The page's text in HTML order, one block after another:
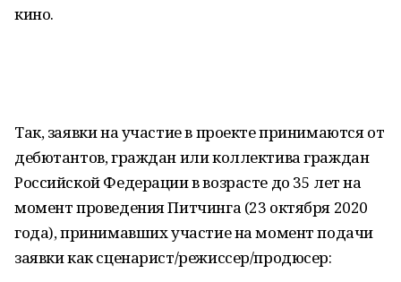
кино.
Так, заявки на участие в проекте принимаются от
дебютантов, граждан или коллектива граждан
Российской Федерации в возрасте до 35 лет на
момент проведения Питчинга (23 октября 2020
года), принимавших участие на момент подачи
заявки как сценарист/режиссер/продюсер: